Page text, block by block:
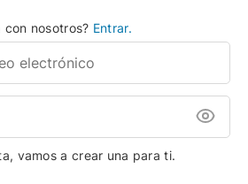
con nosotros? Entrar.
vamos a crear una para ti.